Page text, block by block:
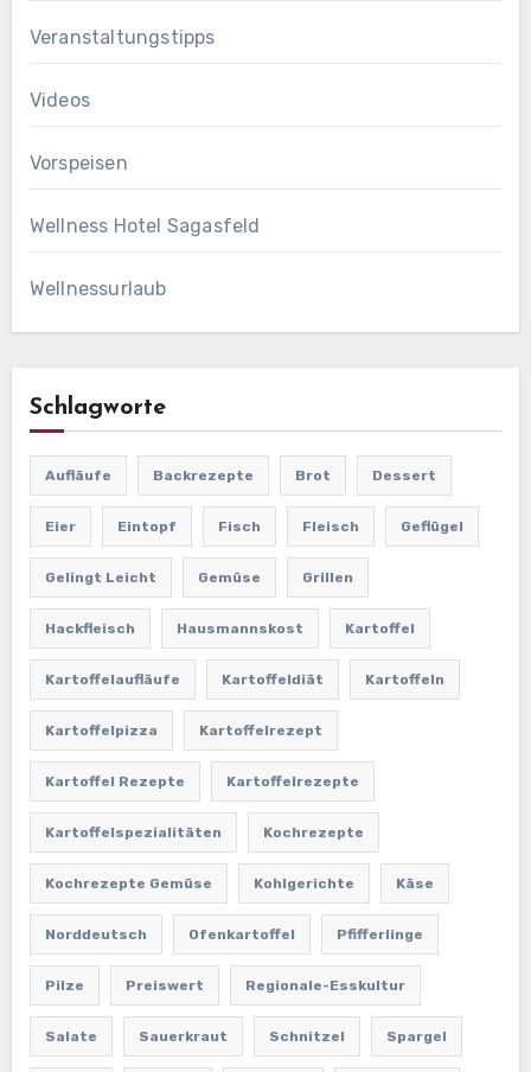
Veranstaltungstipps
Videos
Vorspeisen
Wellness Hotel Sagasfeld
Wellnessurlaub
Schlagworte
Aufläufe Backrezepte Brot Dessert
Eier Eintopf Fisch Fleisch Geflügel
Gelingt Leicht Gemüse Grillen
Hackfleisch Hausmannskost Kartoffel
Kartoffelaufläufe Kartoffeldiät Kartoffeln
Kartoffelpizza Kartoffelrezept
Kartoffel Rezepte Kartoffelrezepte
Kartoffelspezialitäten Kochrezepte
Kochrezepte Gemüse Kohlgerichte Käse
Norddeutsch Ofenkartoffel Pfifferlinge
Pilze Preiswert Regionale-Esskultur
Salate Sauerkraut Schnitzel Spargel